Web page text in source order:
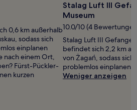
0,6 km außerhalb
sodass sich
einplanen
nach einem Ort,
Fürst-Pückler-
kurzen
Stalag Luft III
Museum
10.0/10 (4
Stalag Luft III
befindet sich 2,2 km
von Żagań, sodass
problemlos einplanen
Weniger anzeigen